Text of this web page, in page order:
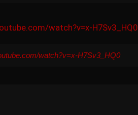
watch?v=x-H7Sv3_HQ0
watch?v=x-H7Sv3_HQ0